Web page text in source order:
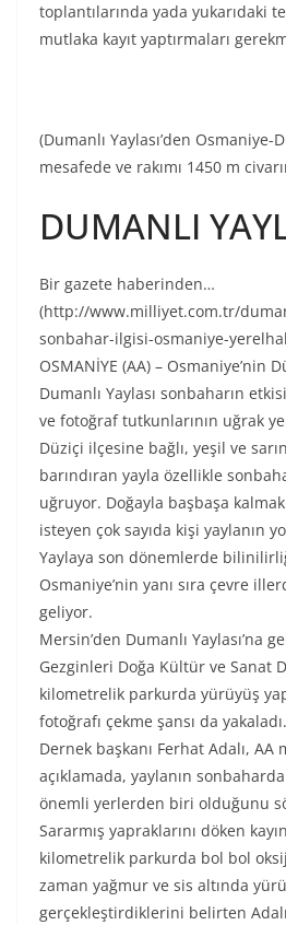
toplantılarında yada yukarıdaki
mutlaka kayıt yaptırmaları
(Dumanlı Yaylası’den Osmaniye-
mesafede ve rakımı 1450 m
DUMANLI
Bir gazete haberinden…
(http://www.milliyet.com.tr/
sonbahar-ilgisi-osmaniye-
OSMANİYE (AA) – Osmaniye’nin
Dumanlı Yaylası sonbaharın
ve fotoğraf tutkunlarının uğrak
Düziçi ilçesine bağlı, yeşil ve
barındıran yayla özellikle
uğruyor. Doğayla başbaşa
isteyen çok sayıda kişi yaylanın
Yaylaya son dönemlerde
Osmaniye’nin yanı sıra çevre
geliyor.
Mersin’den Dumanlı Yaylası’na
Gezginleri Doğa Kültür ve Sanat
kilometrelik parkurda yürüyüş
fotoğrafı çekme şansı da yakaladı.
Dernek başkanı Ferhat Adalı, AA
açıklamada, yaylanın
önemli yerlerden biri olduğunu
Sararmış yapraklarını döken
kilometrelik parkurda bol bol
zaman yağmur ve sis altında
gerçekleştirdiklerini belirten Adalı,